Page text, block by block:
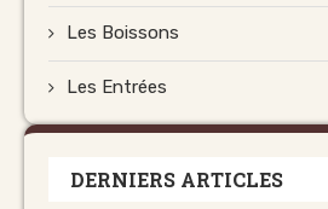
Les Boissons
Les Entrées
DERNIERS ARTICLES